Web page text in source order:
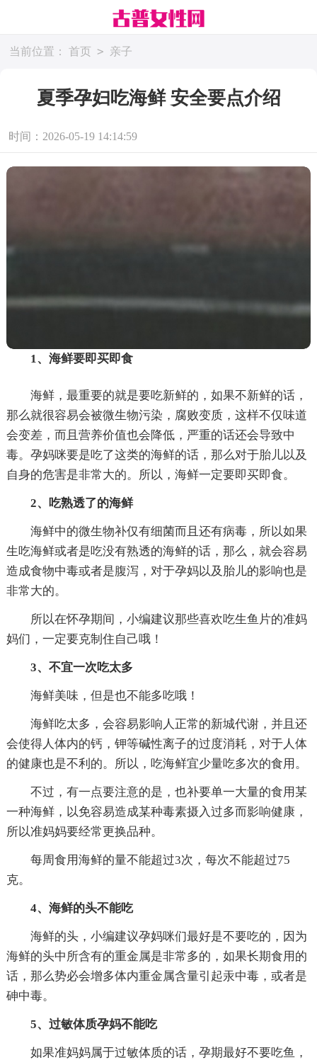
当前位置： 首页 > 亲子
夏季孕妇吃海鲜 安全要点介绍
时间：2026-05-19 14:14:59
1、海鲜要即买即食
海鲜，最重要的就是要吃新鲜的，如果不新鲜的话，
那么就很容易会被微生物污染，腐败变质，这样不仅味道
会变差，而且营养价值也会降低，严重的话还会导致中
毒。孕妈咪要是吃了这类的海鲜的话，那么对于胎儿以及
自身的危害是非常大的。所以，海鲜一定要即买即食。
2、吃熟透了的海鲜
海鲜中的微生物补仅有细菌而且还有病毒，所以如果
生吃海鲜或者是吃没有熟透的海鲜的话，那么，就会容易
造成食物中毒或者是腹泻，对于孕妈以及胎儿的影响也是
非常大的。
所以在怀孕期间，小编建议那些喜欢吃生鱼片的准妈
妈们，一定要克制住自己哦！
3、不宜一次吃太多
海鲜美味，但是也不能多吃哦！
海鲜吃太多，会容易影响人正常的新城代谢，并且还
会使得人体内的钙，钾等碱性离子的过度消耗，对于人体
的健康也是不利的。所以，吃海鲜宜少量吃多次的食用。
不过，有一点要注意的是，也补要单一大量的食用某
一种海鲜，以免容易造成某种毒素摄入过多而影响健康，
所以准妈妈要经常更换品种。
每周食用海鲜的量不能超过3次，每次不能超过75
克。
4、海鲜的头不能吃
海鲜的头，小编建议孕妈咪们最好是不要吃的，因为
海鲜的头中所含有的重金属是非常多的，如果长期食用的
话，那么势必会增多体内重金属含量引起汞中毒，或者是
砷中毒。
5、过敏体质孕妈不能吃
如果准妈妈属于过敏体质的话，孕期最好不要吃鱼，